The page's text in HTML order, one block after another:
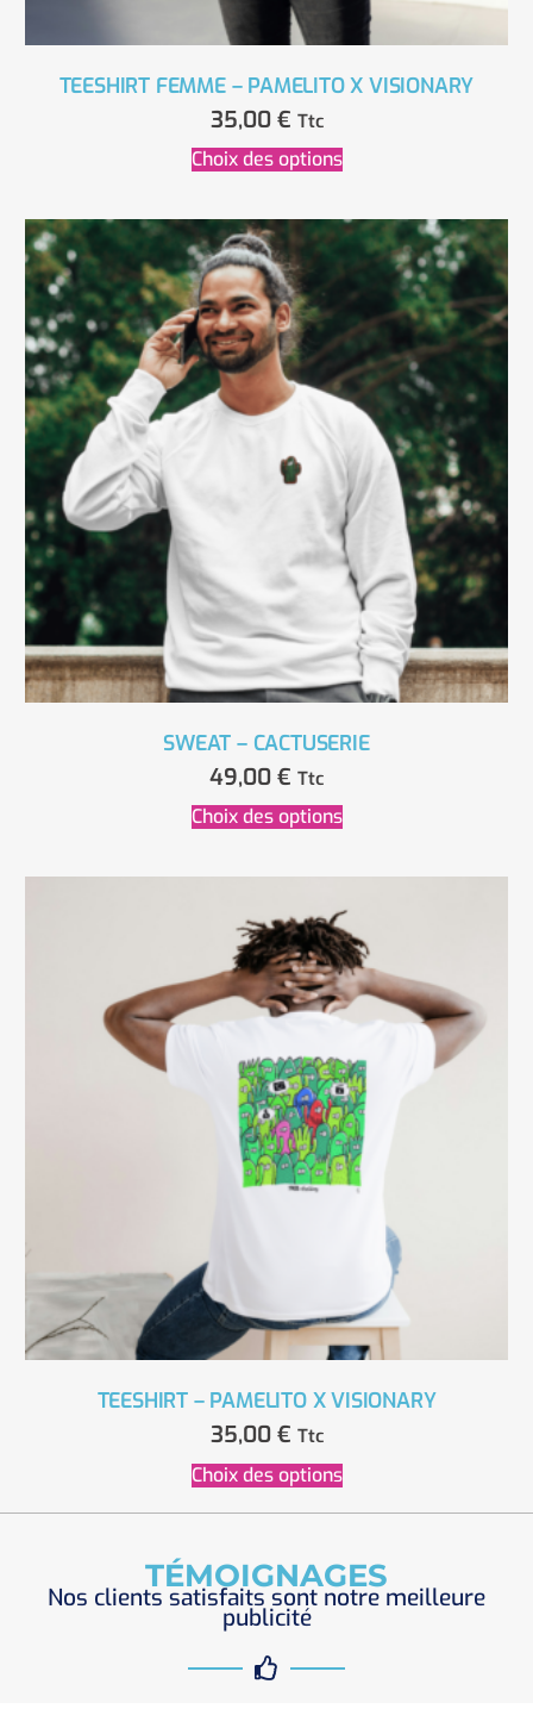
TEESHIRT FEMME – PAMELITO X VISIONARY
35,00 € Ttc
Choix des options
SWEAT – CACTUSERIE
49,00 € Ttc
Choix des options
TEESHIRT – PAMELITO X VISIONARY
35,00 € Ttc
Choix des options
TÉMOIGNAGES
Nos clients satisfaits sont notre meilleure
publicité